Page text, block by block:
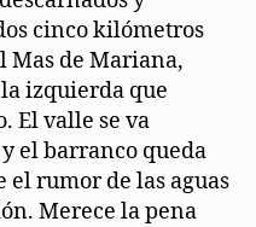
cinco kilómetros
Mas de Mariana,
izquierda que
El valle se va
el barranco queda
el rumor de las aguas
Merece la pena